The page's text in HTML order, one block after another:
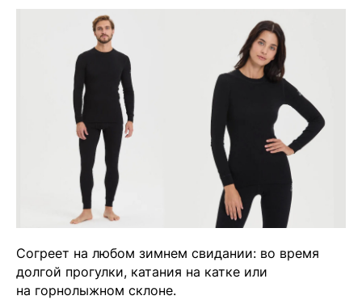
Согреет на любом зимнем свидании: во время
долгой прогулки, катания на катке или
на горнолыжном склоне.